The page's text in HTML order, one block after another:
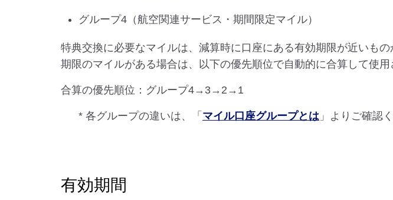
グループ4（航空関連サービス・期間限定マイル）
特典交換に必要なマイルは、減算時に口座にある有効期限が近いも
期限のマイルがある場合は、以下の優先順位で自動的に合算して使用
合算の優先順位：グループ4→3→2→1
* 各グループの違いは、「 マイル口座グループとは 」よりご確認
有効期間